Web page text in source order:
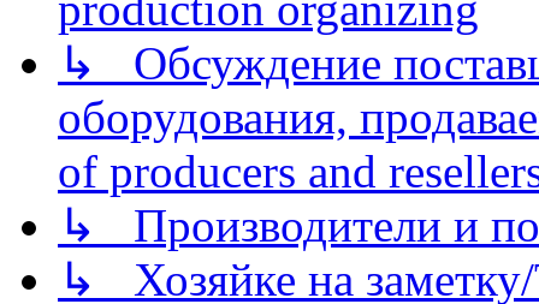
↳ Обсуждение
оборудования,
of producers and
↳ Производители и
↳ Хозяйке на